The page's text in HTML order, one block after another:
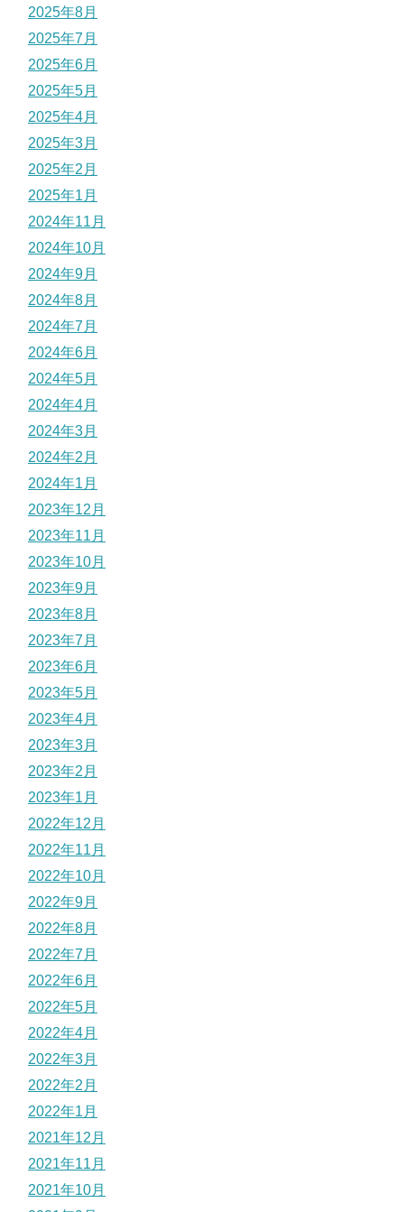
2025年8月
2025年7月
2025年6月
2025年5月
2025年4月
2025年3月
2025年2月
2025年1月
2024年11月
2024年10月
2024年9月
2024年8月
2024年7月
2024年6月
2024年5月
2024年4月
2024年3月
2024年2月
2024年1月
2023年12月
2023年11月
2023年10月
2023年9月
2023年8月
2023年7月
2023年6月
2023年5月
2023年4月
2023年3月
2023年2月
2023年1月
2022年12月
2022年11月
2022年10月
2022年9月
2022年8月
2022年7月
2022年6月
2022年5月
2022年4月
2022年3月
2022年2月
2022年1月
2021年12月
2021年11月
2021年10月